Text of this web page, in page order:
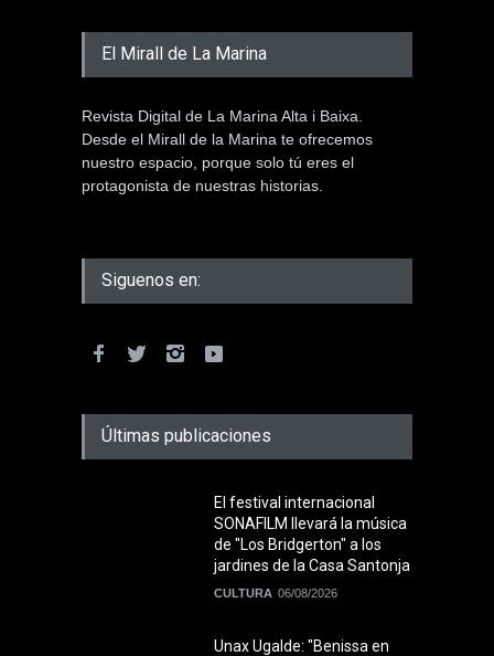
El Mirall de La Marina
Revista Digital de La Marina Alta i Baixa.
Desde el Mirall de la Marina te ofrecemos
nuestro espacio, porque solo tú eres el
protagonista de nuestras historias.
Siguenos en:
Últimas publicaciones
El festival internacional
SONAFILM llevará la música
de "Los Bridgerton" a los
jardines de la Casa Santonja
CULTURA 06/08/2026
Unax Ugalde: "Benissa en